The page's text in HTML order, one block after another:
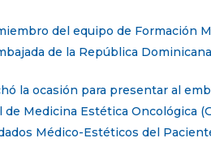
del equipo de Formación
de la República
la ocasión para presentar al
de Medicina Estética Oncológica
Médico-Estéticos del